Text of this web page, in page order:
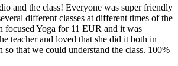
and the class! Everyone was super friendly
different classes at different times of the
focused Yoga for 11 EUR and it was
teacher and loved that she did it both in
so that we could understand the class. 100%